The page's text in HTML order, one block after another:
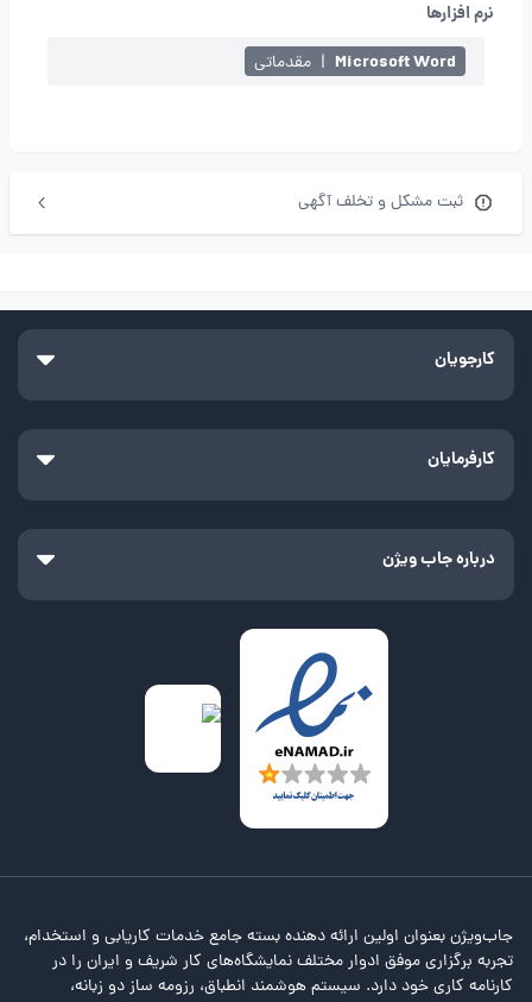
نرم افزارها
Microsoft Word
| مقدماتی
ثبت مشکل و تخلف آگهی
کارجویان
کارفرمایان
درباره جاب ویژن
جاب‌ویژن بعنوان اولین ارائه دهنده بسته جامع خدمات کاریابی و استخدام،
تجربه برگزاری موفق ادوار مختلف نمایشگاه‌های کار شریف و ایران را در
کارنامه کاری خود دارد. سیستم هوشمند انطباق، رزومه ساز دو زبانه،